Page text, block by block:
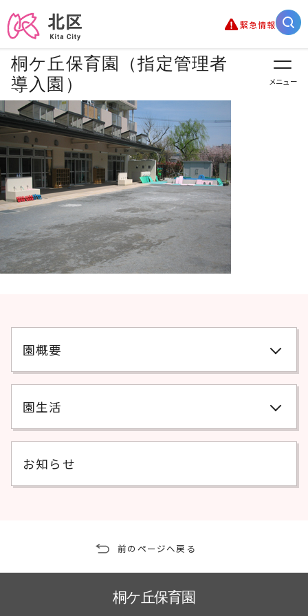
緊急情報
桐ケ丘保育園（指定管理者
導入園）
メニュー
園概要
園生活
お知らせ
前のページへ戻る
桐ケ丘保育園